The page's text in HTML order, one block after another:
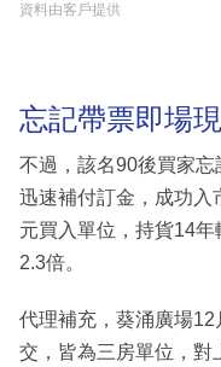
資料由客戶提供
忘記帶票即場
不過，該名90後買家
迅速補付訂金，成功入
元買入單位，持貨14
2.3倍。
代理補充，葵涌廣場
交，皆為三房單位，對